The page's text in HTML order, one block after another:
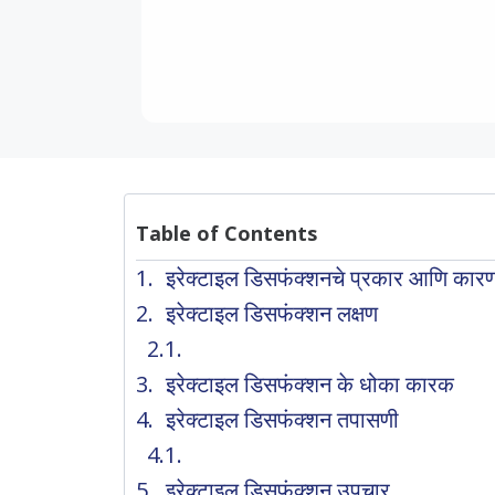
Table of Contents
इरेक्टाइल डिसफंक्शनचे प्रकार आणि
इरेक्टाइल डिसफंक्शन लक्षण
इरेक्टाइल डिसफंक्शन के धोका कारक
इरेक्टाइल डिसफंक्शन तपासणी